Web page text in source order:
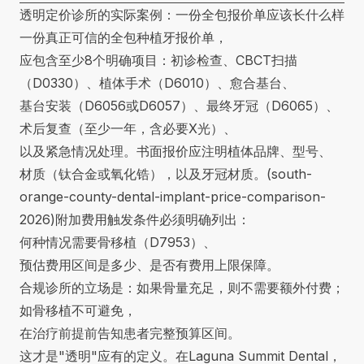
透明定价诊所的实际案例：一份全包报价单应该长什么样
一份真正可信的全包种植牙报价单，
应包含至少8个明确项目：初诊检查、CBCT扫描
（D0330）、植体手术（D6010）、愈合基台、
基台安装（D6056或D6057）、最终牙冠（D6065）、
术后复查（至少一年，含必要X光）、
以及紧急情况处理。书面报价应注明植体品牌、型号、
材质（钛合金或氧化锆），以及牙冠材质。(south-
orange-county-dental-implant-price-comparison-
2026)附加费用触发条件必须明确列出：
何种情况需要骨移植（D7953）、
预估费用区间是多少、是否有费用上限保障。
合规诊所的立场是：如果骨量充足，则不需要额外付费；
如骨移植不可避免，
在治疗前提前告知患者完整预算区间。
这才是"透明"应有的定义。在Laguna Summit Dental，